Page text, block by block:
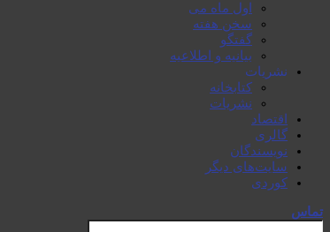
اول ماە می
سخن هفتە
گفتگو
بیانیە و اطلاعیە
نشریات
کتابخانە
نشریات
اقتصاد
گالری
نویسندگان
سایت‌های دیگر
کوردی
تماس